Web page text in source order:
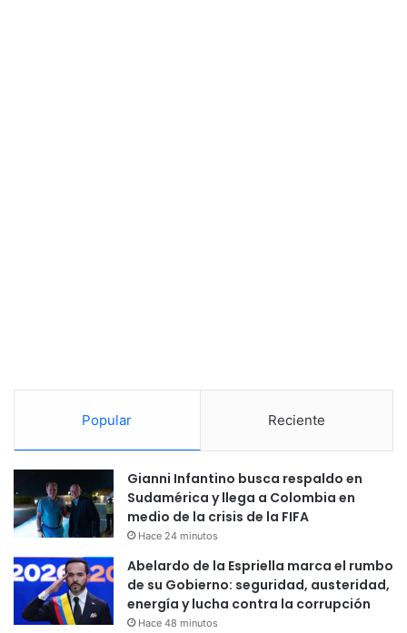
Popular Reciente
Gianni Infantino busca respaldo en
Sudamérica y llega a Colombia en
medio de la crisis de la FIFA
Hace 24 minutos
Abelardo de la Espriella marca el rumbo
de su Gobierno: seguridad, austeridad,
energía y lucha contra la corrupción
Hace 48 minutos